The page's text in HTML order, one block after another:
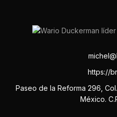
https://
Paseo de la Reforma 296,
México.